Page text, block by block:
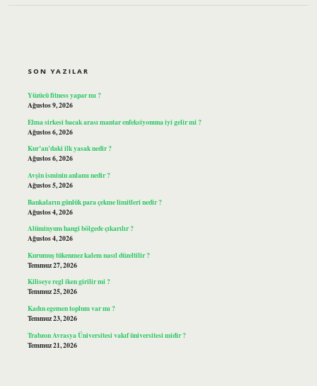
SON YAZILAR
Yüzücü fitness yapar mı ?
Ağustos 9, 2026
Elma sirkesi bacak arası mantar enfeksiyonuna iyi gelir mi ?
Ağustos 6, 2026
Kur’an’daki ilk yasak nedir ?
Ağustos 6, 2026
Avşin isminin anlamı nedir ?
Ağustos 5, 2026
Bankaların günlük para çekme limitleri nedir ?
Ağustos 4, 2026
Alüminyum hangi bölgede çıkarılır ?
Ağustos 4, 2026
Kurumuş tükenmez kalem nasıl düzeltilir ?
Temmuz 27, 2026
Kiliseye regl iken girilir mi ?
Temmuz 25, 2026
Kadın egemen toplum var mı ?
Temmuz 23, 2026
Trabzon Avrasya Üniversitesi vakıf üniversitesi midir ?
Temmuz 21, 2026